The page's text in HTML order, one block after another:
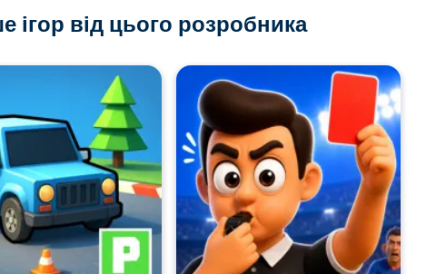
ігор від цього розробника